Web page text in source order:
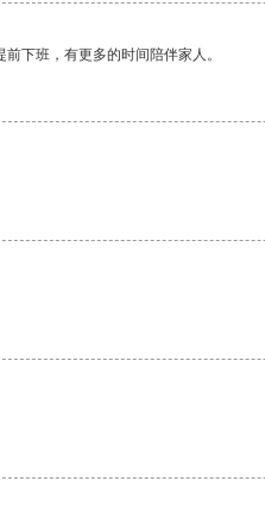
下班，有更多的时间陪伴家人。